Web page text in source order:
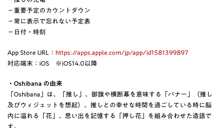
−重要予定のカウントダウン
−常に表示で忘れない予定表
−日付・時刻
App Store URL： https://apps.apple.com/jp/app/id1581399897
対応端末：iOS ※iOS14.0以降
・Oshibana の由来
「Oshibana」は、「推し」、御旗や横断幕を意味する「バナー」（推し
及びウィジェットを想起）、推しとの幸せな時間を過ごしている時に脳
内に溢れる「花」、思い出を記憶する「押し花」を組み合わせた造語で